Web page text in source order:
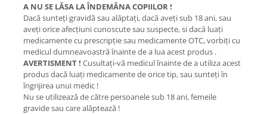
A NU SE LĂSA LA ÎNDEMÂNA COPIILOR !
Dacă sunteţi gravidă sau alăptaţi, dacă aveţi sub 18 ani, sau
aveţi orice afecţiuni cunoscute sau suspecte, si dacă luaţi
medicamente cu prescripţie sau medicamente OTC, vorbiţi cu
medicul dumneavoastră înainte de a lua acest produs .
AVERTISMENT ! Cusultaţi-vă medicul înainte de a utiliza acest
produs dacă luaţi medicamente de orice tip, sau sunteţi în
îngrijirea unui medic !
Nu se utilizează de către persoanele sub 18 ani, femeile
gravide sau care alăptează !